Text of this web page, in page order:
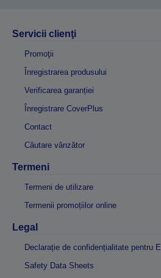
Servicii clienţi
Promoţii
Înregistrarea produsului
Verificarea garanției
Înregistrare CoverPlus
Contact
Căutare vânzător
Termeni
Termeni de utilizare
Termenii promoțiilor online
Legal
Declarație de confidențialitate pentru
Safety Data Sheets